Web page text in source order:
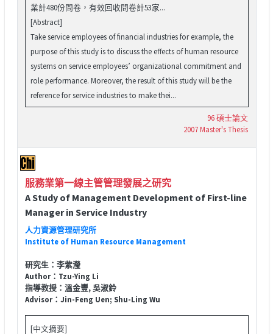
業計480份問卷，有效回收問卷計53家...
[Abstract]
Take service employees of financial industries for example, the
purpose of this study is to discuss the effects of human resource
systems on service employees’ organizational commitment and
role performance. Moreover, the result of this study will be the
reference for service industries to make thei...
96 碩士論文
2007 Master's Thesis
服務業第一線主管管理發展之研究
A Study of Management Development of First-line
Manager in Service Industry
人力資源管理研究所
Institute of Human Resource Management
研究生：李紫瀅
Author：Tzu-Ying Li
指導教授：溫金豐, 吳淑鈴
Advisor：Jin-Feng Uen; Shu-Ling Wu
[中文摘要]